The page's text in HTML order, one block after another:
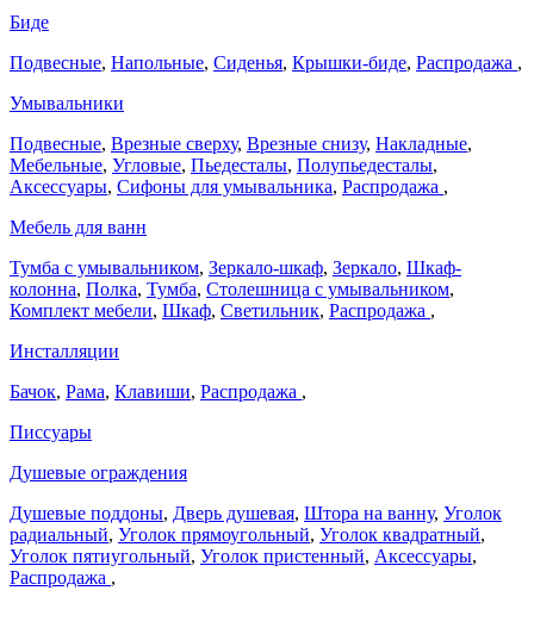
Биде
Подвесные, Напольные, Сиденья, Крышки-биде, Распродажа ,
Умывальники
Подвесные, Врезные сверху, Врезные снизу, Накладные,
Мебельные, Угловые, Пьедесталы, Полупьедесталы,
Аксессуары, Сифоны для умывальника, Распродажа ,
Мебель для ванн
Тумба с умывальником, Зеркало-шкаф, Зеркало, Шкаф-
колонна, Полка, Тумба, Столешница с умывальником,
Комплект мебели, Шкаф, Светильник, Распродажа ,
Инсталляции
Бачок, Рама, Клавиши, Распродажа ,
Писсуары
Душевые ограждения
Душевые поддоны, Дверь душевая, Штора на ванну, Уголок
радиальный, Уголок прямоугольный, Уголок квадратный,
Уголок пятиугольный, Уголок пристенный, Аксессуары,
Распродажа ,